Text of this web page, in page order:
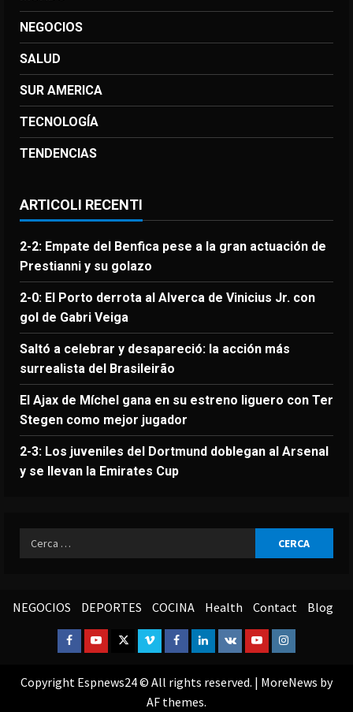
NEGOCIOS
SALUD
SUR AMERICA
TECNOLOGÍA
TENDENCIAS
ARTICOLI RECENTI
2-2: Empate del Benfica pese a la gran actuación de
Prestianni y su golazo
2-0: El Porto derrota al Alverca de Vinicius Jr. con
gol de Gabri Veiga
Saltó a celebrar y desapareció: la acción más
surrealista del Brasileirão
El Ajax de Míchel gana en su estreno liguero con Ter
Stegen como mejor jugador
2-3: Los juveniles del Dortmund doblegan al Arsenal
y se llevan la Emirates Cup
Ricerca
per:
NEGOCIOS DEPORTES COCINA Health Contact Blog
Facebook
YoutubeTwitterVimeoFacebook
Linkedin
VK YoutubeInstagram
Copyright Espnews24 © All rights reserved. | MoreNews by
AF themes.